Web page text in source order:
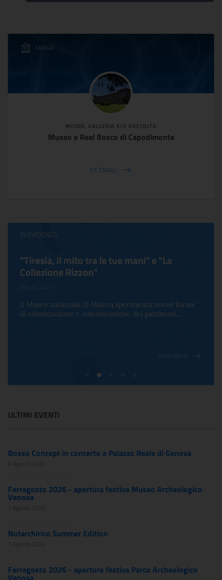
LUOGO
MUSEO, GALLERIA E/O RACCOLTA
Museo e Real Bosco di Capodimonte
DETTAGLI
IN EVIDENZA
"Tiresia, il mito tra le tue mani" e "La
Collezione Rizzon"
28 July 2022
Il Museo nazionale di Matera sperimenta nuove forme
di valorizzazione e comunicazione del patrimoni...
CONTINUA
ULTIMI EVENTI
Bosso Concept in concerto a Palazzo Reale di Genova
8 Agosto 2026
Ferragosto 2026 - apertura festiva Museo Archeologico
Venosa
7 Agosto 2026
Notarchirico Summer Edition
7 Agosto 2026
Ferragosto 2026 - apertura festiva Parco Archeologico
Venosa